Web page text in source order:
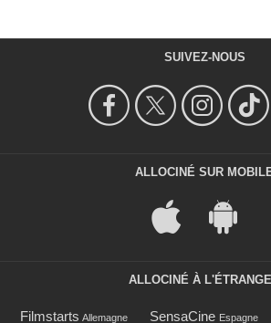
SUIVEZ-NOUS
ALLOCINÉ SUR
ALLOCINÉ À
Filmstarts Allemagne SensaCine Espagne